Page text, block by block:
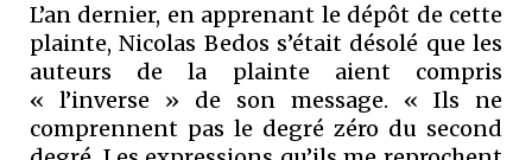
L’an dernier, en apprenant le dépôt de cette
plainte, Nicolas Bedos s’était désolé que les
auteurs de la plainte aient compris
« l’inverse » de son message. « Ils ne
comprennent pas le degré zéro du second